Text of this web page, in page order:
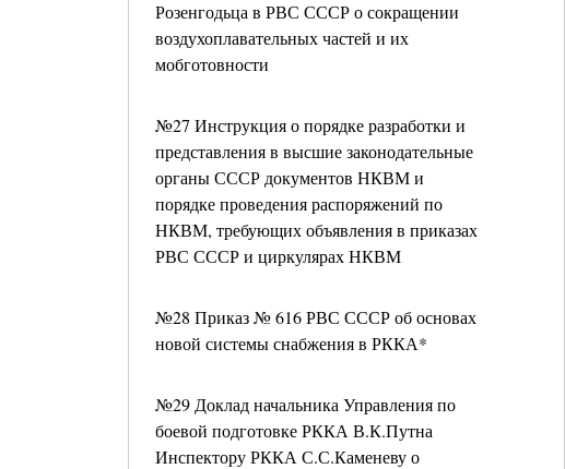
Розенгодьца в РВС СССР о сокращении
воздухоплавательных частей и их
мобготовности
№27 Инструкция о порядке разработки и
представления в высшие законодательные
органы СССР документов НКВМ и
порядке проведения распоряжений по
НКВМ, требующих объявления в приказах
РВС СССР и циркулярах НКВМ
№28 Приказ № 616 РВС СССР об основах
новой системы снабжения в РККА*
№29 Доклад начальника Управления по
боевой подготовке РККА В.К.Путна
Инспектору РККА С.С.Каменеву о